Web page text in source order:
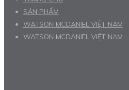
SẢN PHẨM
WATSON MCDANIEL VIỆT NAM
WATSON MCDANIEL VIỆT NAM